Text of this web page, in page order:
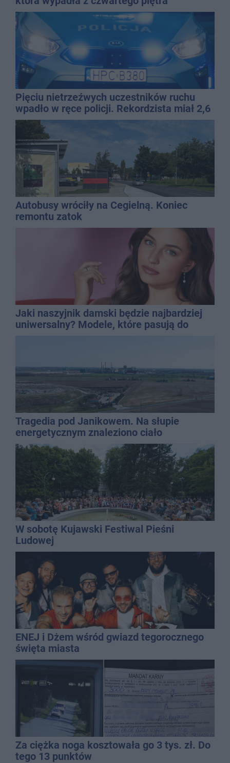
Pięciu nietrzeźwych uczestników ruchu
wpadło w ręce policji. Rekordzista miał 2,6
promila
Autobusy wróciły na Cegielną. Koniec
remontu zatok
Jaki naszyjnik damski będzie najbardziej
uniwersalny? Modele, które pasują do
Tragedia pod Janikowem. Na słupie
energetycznym znaleziono ciało
mężczyzny
W sobotę Kujawski Festiwal Pieśni
Ludowej
ENEJ i Dżem wśród gwiazd tegorocznego
święta miasta
Za ciężka noga kosztowała go 3 tys. zł. Do
tego 13 punktów